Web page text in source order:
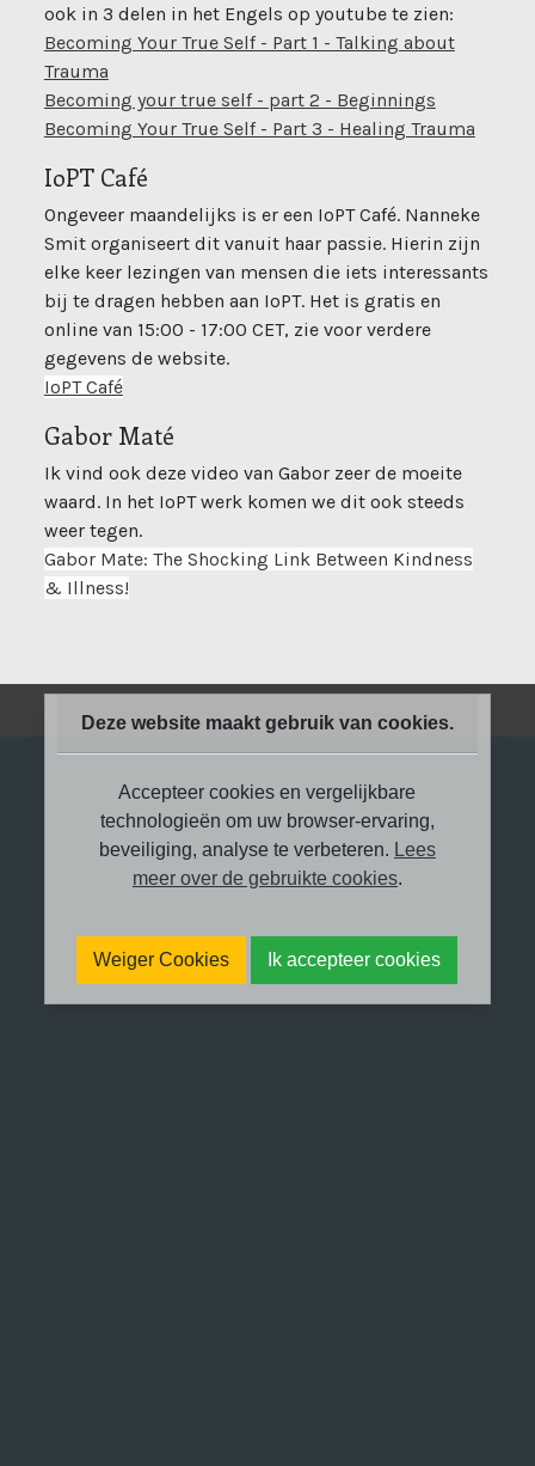
ook in 3 delen in het Engels op youtube te zien:
Becoming Your True Self - Part 1 - Talking about
Trauma(open new window)
Becoming your true self - part 2 - Beginnings(open new
Becoming Your True Self - Part 3 - Healing Trauma(open
IoPT Café
Ongeveer maandelijks is er een IoPT Café. Nanneke
Smit organiseert dit vanuit haar passie. Hierin zijn
elke keer lezingen van mensen die iets interessants
bij te dragen hebben aan IoPT. Het is gratis en
online van 15:00 - 17:00 CET, zie voor verdere
gegevens de website.
IoPT Café(open new window)
Gabor Maté
Ik vind ook deze video van Gabor zeer de moeite
waard. In het IoPT werk komen we dit ook steeds
weer tegen.
Gabor Mate: The Shocking Link Between Kindness
& Illness!(open new window)
Deze website maakt gebruik van cookies.
Accepteer cookies en vergelijkbare
technologieën om uw browser-ervaring,
beveiliging, analyse te verbeteren. Lees
meer over de gebruikte cookies.
Weiger Cookies Ik accepteer cookies